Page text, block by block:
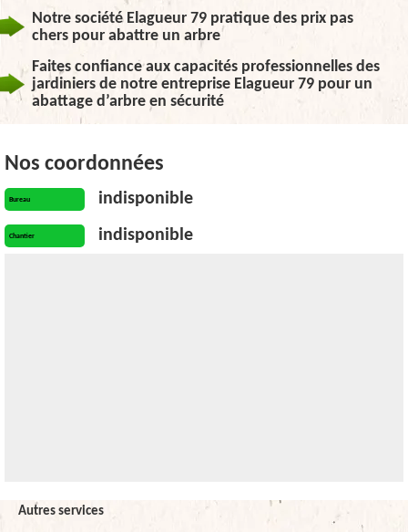
Notre société Elagueur 79 pratique des prix pas
chers pour abattre un arbre
Faites confiance aux capacités professionnelles des
jardiniers de notre entreprise Elagueur 79 pour un
abattage d’arbre en sécurité
Nos coordonnées
Bureau indisponible
Chantier indisponible
Autres services